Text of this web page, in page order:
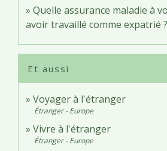
Quelle assurance maladie à
avoir travaillé comme expatrié ?
Et aussi
Voyager à l'étranger
Étranger - Europe
Vivre à l'étranger
Étranger - Europe